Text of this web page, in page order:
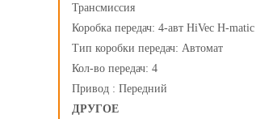
Трансмиссия
Коробка передач: 4-авт HiVec H-matic
Тип коробки передач: Автомат
Кол-во передач: 4
Привод : Передний
ДРУГОЕ